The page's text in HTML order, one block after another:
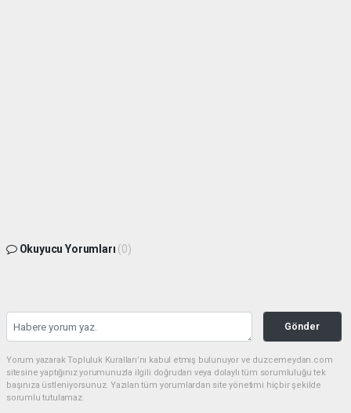
Okuyucu Yorumları (0)
Gönder
Yorum yazarak Topluluk Kuralları’nı kabul etmiş bulunuyor ve duzcemeydan.com
sitesine yaptığınız yorumunuzla ilgili doğrudan veya dolaylı tüm sorumluluğu tek
başınıza üstleniyorsunuz. Yazılan tüm yorumlardan site yönetimi hiçbir şekilde
sorumlu tutulamaz.